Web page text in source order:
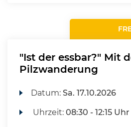
"Ist der essbar?" Mit
Pilzwanderung
Datum:Sa. 17.10.2026
Uhrzeit:08:30 - 12:15 Uhr